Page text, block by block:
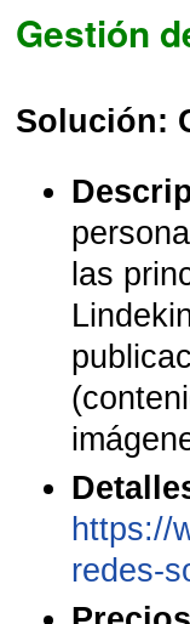
Gestión
Solución:
las
https://
redes-